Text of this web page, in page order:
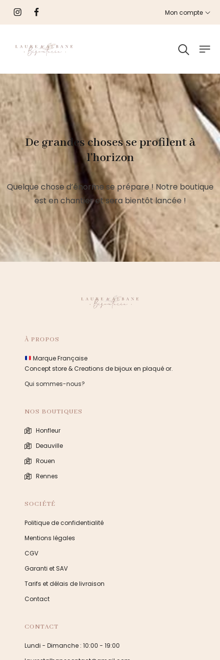
Mon compte
De grandes choses se profilent à
l’horizon
Quelque chose d’énorme se prépare ! Notre boutique
est en chantier et sera bientôt lancée !
À PROPOS
Marque Française
Concept store & Creations de bijoux en plaqué or.
Qui sommes-nous?
NOS BOUTIQUES
Honfleur
Deauville
Rouen
Rennes
SOCIÉTÉ
Politique de confidentialité
Mentions légales
CGV
Garanti et SAV
Tarifs et délais de livraison
Contact
CONTACT
Lundi - Dimanche : 10:00 - 19:00